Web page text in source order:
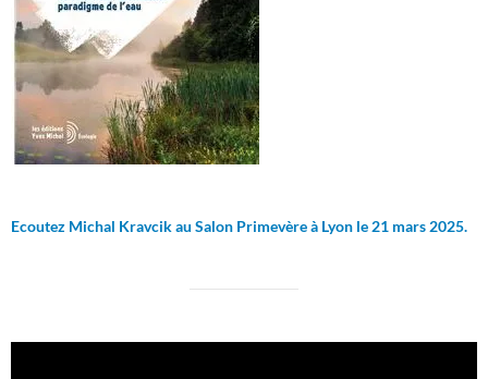
Ecoutez Michal Kravcik au Salon Primevère à Lyon le 21 mars 2025.